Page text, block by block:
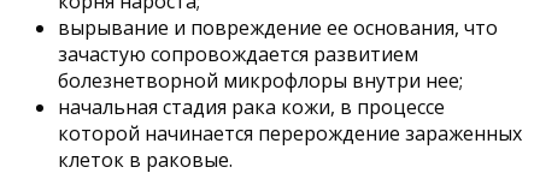
вырывание и повреждение ее основания, что
зачастую сопровождается развитием
болезнетворной микрофлоры внутри нее;
начальная стадия рака кожи, в процессе
которой начинается перерождение зараженных
клеток в раковые.